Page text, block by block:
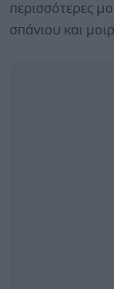
περισσότερες
σπάνιου και